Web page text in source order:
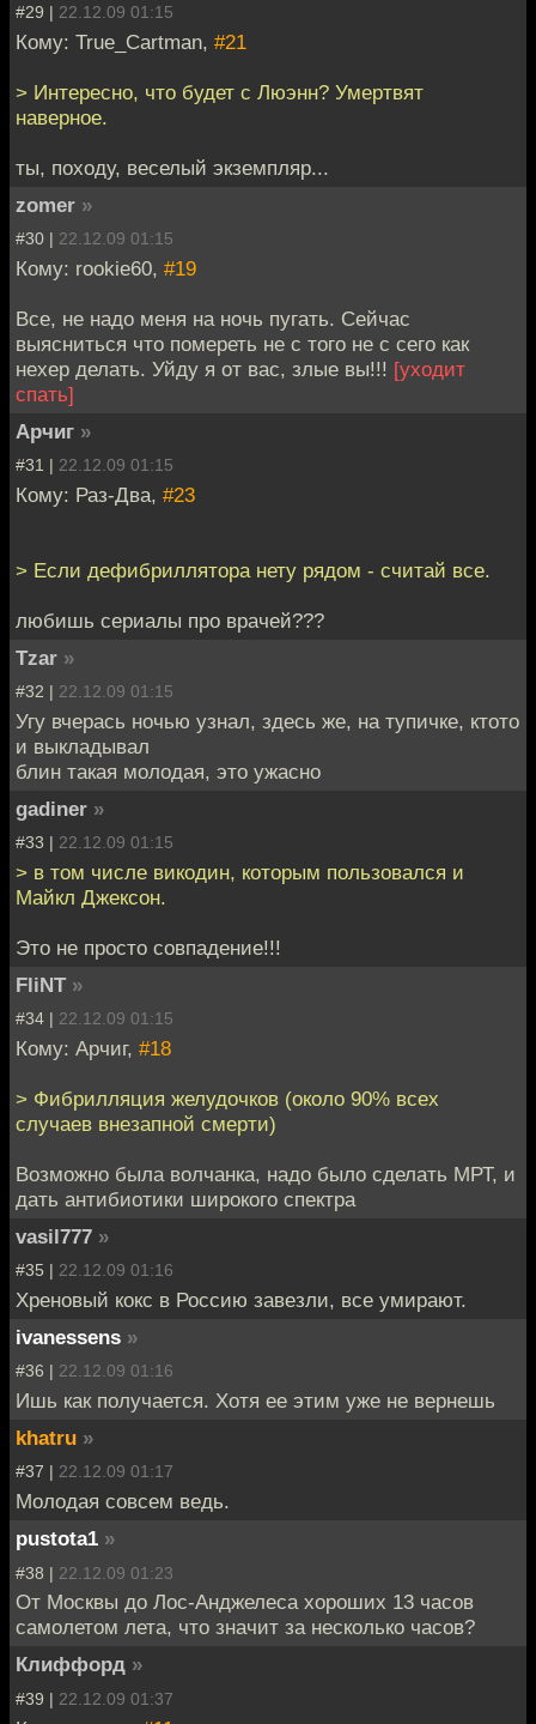
#29 | 22.12.09 01:15
Кому: True_Cartman, #21
> Интересно, что будет с Люэнн? Умертвят
наверное.
ты, походу, веселый экземпляр...
zomer »
#30 | 22.12.09 01:15
Кому: rookie60, #19
Все, не надо меня на ночь пугать. Сейчас
выясниться что помереть не с того не с сего как
нехер делать. Уйду я от вас, злые вы!!! [уходит
спать]
Арчиг »
#31 | 22.12.09 01:15
Кому: Раз-Два, #23
> Если дефибриллятора нету рядом - считай все.
любишь сериалы про врачей???
Tzar »
#32 | 22.12.09 01:15
Угу вчерась ночью узнал, здесь же, на тупичке, ктото
и выкладывал
блин такая молодая, это ужасно
gadiner »
#33 | 22.12.09 01:15
> в том числе викодин, которым пользовался и
Майкл Джексон.
Это не просто совпадение!!!
FliNT »
#34 | 22.12.09 01:15
Кому: Арчиг, #18
> Фибрилляция желудочков (около 90% всех
случаев внезапной смерти)
Возможно была волчанка, надо было сделать МРТ, и
дать антибиотики широкого спектра
vasil777 »
#35 | 22.12.09 01:16
Хреновый кокс в Россию завезли, все умирают.
ivanessens »
#36 | 22.12.09 01:16
Ишь как получается. Хотя ее этим уже не вернешь
khatru »
#37 | 22.12.09 01:17
Молодая совсем ведь.
pustota1 »
#38 | 22.12.09 01:23
От Москвы до Лос-Анджелеса хороших 13 часов
самолетом лета, что значит за несколько часов?
Клиффорд »
#39 | 22.12.09 01:37